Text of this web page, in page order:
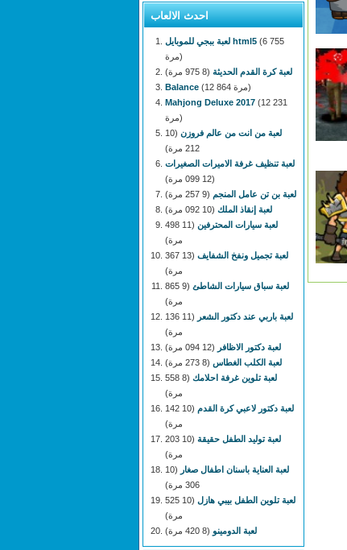
احدث الالعاب
لعبة ببجي للموبايل html5 (6 755
مرة)
لعبة كرة القدم الحديثة (8 975 مرة)
Balance
(12 864 مرة)
Mahjong Deluxe 2017 (12 231
مرة)
لعبة من انت من عالم فروزن (10
212 مرة)
لعبة تنظيف غرفة الاميرات الصغيرات
(12 099 مرة)
لعبة بن تن عامل المنجم (9 257 مرة)
لعبة إنقاذ الملك (10 092 مرة)
لعبة سيارات المحترفين
(11 498
مرة)
لعبة تجميل ونفخ الشفايف
(13 367
مرة)
لعبة سباق سيارات الشاطئ
(9 865
مرة)
لعبة باربي عند دكتور الشعر
(11 136
مرة)
لعبة دكتور الاظافر (12 094 مرة)
لعبة الكلب الغطاس (8 273 مرة)
لعبة تلوين غرفة احلامك
(8 558
مرة)
لعبة دكتور لاعبي كرة القدم
(10 142
مرة)
لعبة توليد الطفل حقيقة
(10 203
مرة)
لعبة العناية باسنان اطفال صغار
(10
306 مرة)
لعبة تلوين الطفل بيبي هازل
(10 525
مرة)
لعبة الدومينو (8 420 مرة)